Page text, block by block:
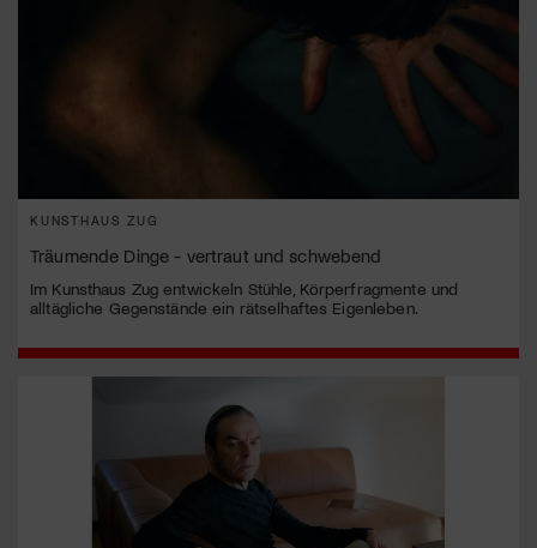
KUNSTHAUS ZUG
Träumende Dinge - vertraut und schwebend
Im Kunsthaus Zug entwickeln Stühle, Körperfragmente und
alltägliche Gegenstände ein rätselhaftes Eigenleben.